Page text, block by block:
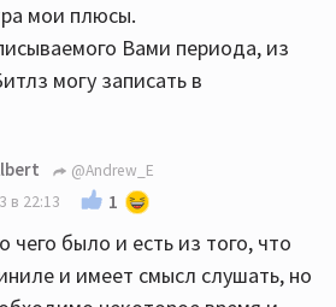
мои плюсы.
Вами периода, из
могу записать в
@Andrew_E
в 22:13
1
чего было и есть из того, что
и имеет смысл слушать, но